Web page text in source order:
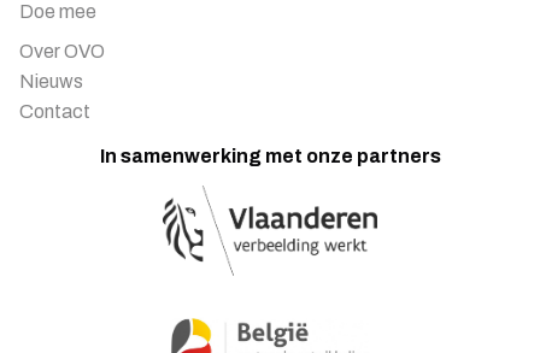
Doe mee
Over OVO
Nieuws
Contact
In samenwerking met onze partners